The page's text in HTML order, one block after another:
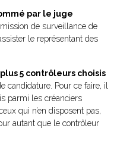
par le juge
de surveillance de
le représentant des
5 contrôleurs choisis
candidature. Pour ce faire, il
parmi les créanciers
qui n’en disposent pas,
autant que le contrôleur